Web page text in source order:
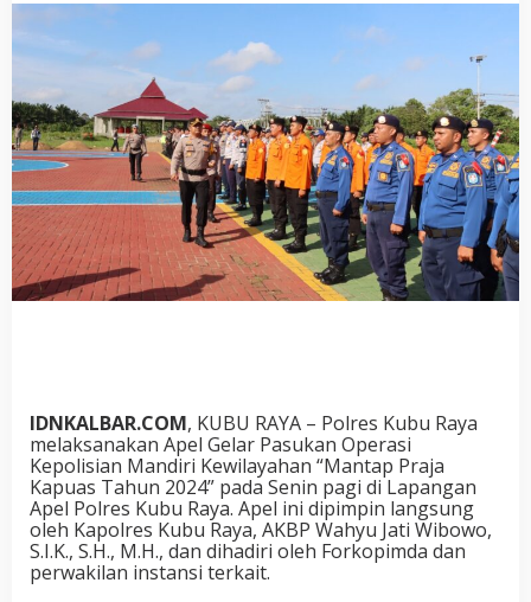
IDNKALBAR.COM, KUBU RAYA – Polres Kubu Raya
melaksanakan Apel Gelar Pasukan Operasi
Kepolisian Mandiri Kewilayahan “Mantap Praja
Kapuas Tahun 2024” pada Senin pagi di Lapangan
Apel Polres Kubu Raya. Apel ini dipimpin langsung
oleh Kapolres Kubu Raya, AKBP Wahyu Jati Wibowo,
S.I.K., S.H., M.H., dan dihadiri oleh Forkopimda dan
perwakilan instansi terkait.